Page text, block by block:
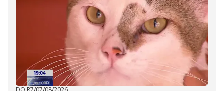
DO R7/07/08/2026